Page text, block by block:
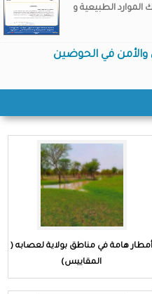
الطبيعية و
في الحوضين
أمطار هامة في مناطق بولاية لعصابه (
المقاييس)